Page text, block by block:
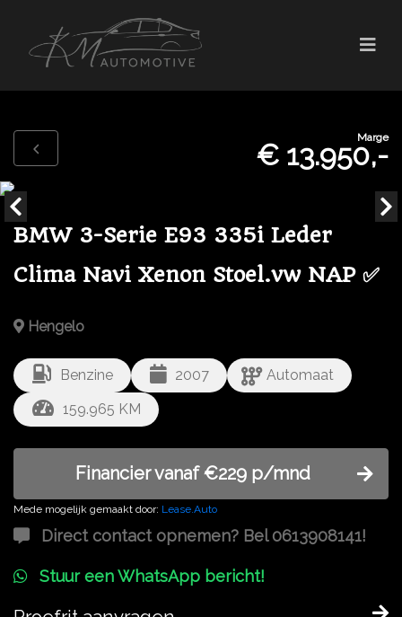
Marge
€ 13.950,-
BMW 3-Serie E93 335i Leder
Clima Navi Xenon Stoel.vw NAP ✅
Hengelo
Benzine 2007
Automaat
159.965 KM
Financier vanaf €229 p/mnd
Mede mogelijk gemaakt door: Lease.Auto
Direct contact opnemen? Bel 0613908141!
Stuur een WhatsApp bericht!